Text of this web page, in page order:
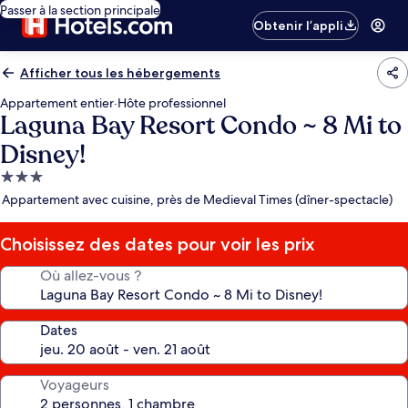
Passer à la section principale
Obtenir l’appli
Afficher tous les hébergements
Appartement entier·Hôte professionnel
Laguna Bay Resort Condo ~ 8 Mi to
Disney!
Hébergement
3.0 étoiles
Appartement avec cuisine, près de Medieval Times (dîner-spectacle)
Choisissez des dates pour voir les prix
Où allez-vous ?
Dates
Voyageurs